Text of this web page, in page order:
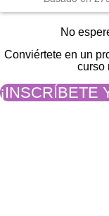
No
Conviértete en un
curso
¡INSCRÍBETE